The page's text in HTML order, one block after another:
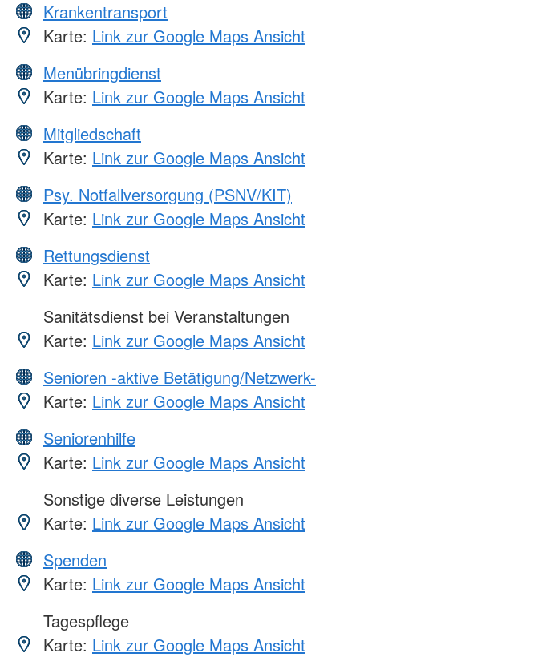
Krankentransport
Karte: Link zur Google Maps Ansicht
Menübringdienst
Karte: Link zur Google Maps Ansicht
Mitgliedschaft
Karte: Link zur Google Maps Ansicht
Psy. Notfallversorgung (PSNV/KIT)
Karte: Link zur Google Maps Ansicht
Rettungsdienst
Karte: Link zur Google Maps Ansicht
Sanitätsdienst bei Veranstaltungen
Karte: Link zur Google Maps Ansicht
Senioren -aktive Betätigung/Netzwerk-
Karte: Link zur Google Maps Ansicht
Seniorenhilfe
Karte: Link zur Google Maps Ansicht
Sonstige diverse Leistungen
Karte: Link zur Google Maps Ansicht
Spenden
Karte: Link zur Google Maps Ansicht
Tagespflege
Karte: Link zur Google Maps Ansicht